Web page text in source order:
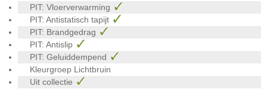
PIT: Vloerverwarming
PIT: Antistatisch tapijt
PIT: Brandgedrag
PIT: Antislip
PIT: Geluiddempend
Kleurgroep Lichtbruin
Uit collectie